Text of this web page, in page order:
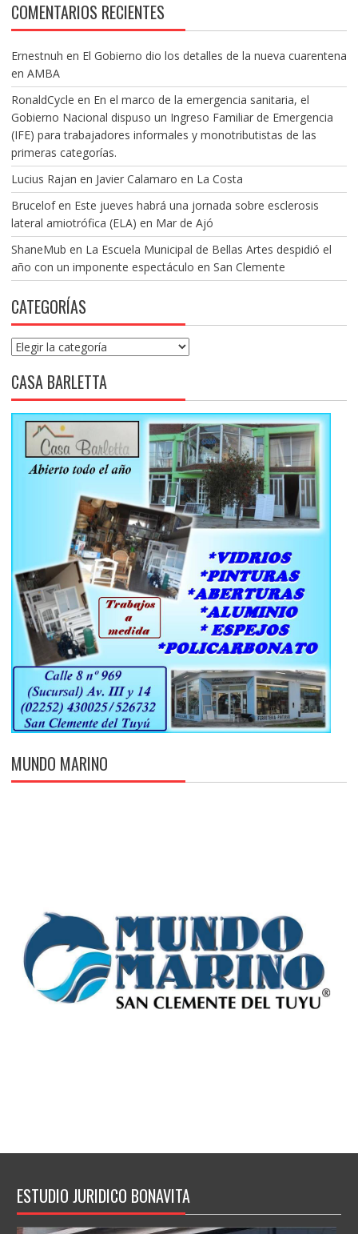
COMENTARIOS RECIENTES
Ernestnuh en El Gobierno dio los detalles de la nueva cuarentena
en AMBA
RonaldCycle en En el marco de la emergencia sanitaria, el
Gobierno Nacional dispuso un Ingreso Familiar de Emergencia
(IFE) para trabajadores informales y monotributistas de las
primeras categorías.
Lucius Rajan en Javier Calamaro en La Costa
Brucelofen Este jueves habrá una jornada sobre esclerosis
lateral amiotrófica (ELA) en Mar de Ajó
ShaneMub en La Escuela Municipal de Bellas Artes despidió el
año con un imponente espectáculo en San Clemente
CATEGORÍAS
Categorías
CASA BARLETTA
MUNDO MARINO
ESTUDIO JURIDICO BONAVITA